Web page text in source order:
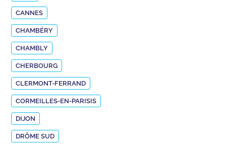
CANNES
CHAMBÉRY
CHAMBLY
CHERBOURG
CLERMONT-FERRAND
CORMEILLES-EN-PARISIS
DIJON
DRÔME SUD